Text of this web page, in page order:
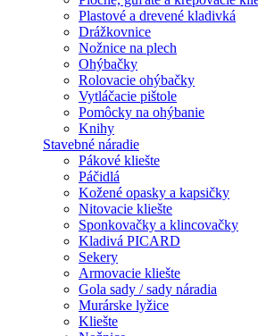
Plastové a drevené kladivká
Drážkovnice
Nožnice na plech
Ohýbačky
Rolovacie ohýbačky
Vytláčacie pištole
Pomôcky na ohýbanie
Knihy
Stavebné náradie
Pákové kliešte
Páčidlá
Kožené opasky a kapsičky
Nitovacie kliešte
Sponkovačky a klincovačky
Kladivá PICARD
Sekery
Armovacie kliešte
Gola sady / sady náradia
Murárske lyžice
Kliešte